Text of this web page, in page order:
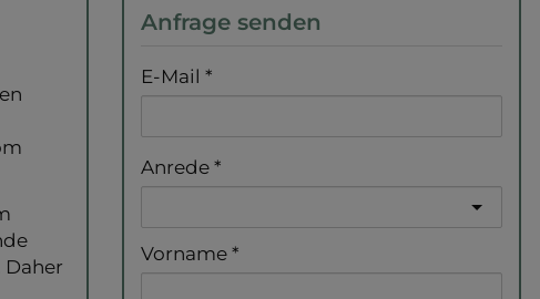
Anfrage senden
E-Mail
Anrede
Vorname